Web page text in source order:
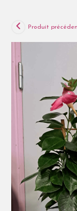
Produit